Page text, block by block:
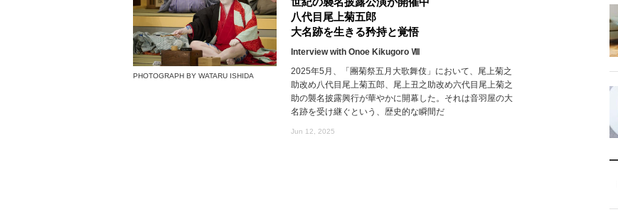
PHOTOGRAPH BY WATARU ISHIDA
八代目尾上菊五郎
大名跡を生きる矜持と覚悟
Interview with Onoe Kikugoro Ⅷ
2025年5月、「團菊祭五月大歌舞伎」において、尾上菊之
助改め八代目尾上菊五郎、尾上丑之助改め六代目尾上菊之
助の襲名披露興行が華やかに開幕した。それは音羽屋の大
名跡を受け継ぐという、歴史的な瞬間だ
Jun 12, 2025